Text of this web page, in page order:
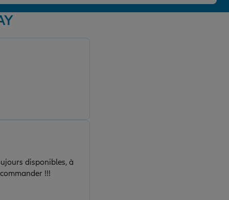
disponibles, à
!!!